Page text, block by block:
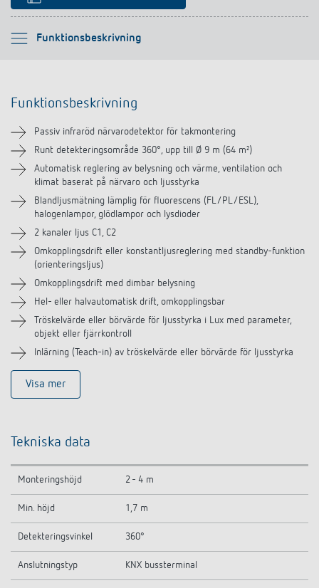
Funktionsbeskrivning
Vänligen välj
Nedladdningar
Tillbehör
Liknande produkter
Funktionsbeskrivning
Passiv infraröd närvarodetektor för takmontering
Runt detekteringsområde 360°, upp till Ø 9 m (64 m²)
Automatisk reglering av belysning och värme, ventilation och
klimat baserat på närvaro och ljusstyrka
Blandljusmätning lämplig för fluorescens (FL/PL/ESL),
halogenlampor, glödlampor och lysdioder
2 kanaler ljus C1, C2
Omkopplingsdrift eller konstantljusreglering med standby-funktion
(orienteringsljus)
Omkopplingsdrift med dimbar belysning
Hel- eller halvautomatisk drift, omkopplingsbar
Tröskelvärde eller börvärde för ljusstyrka i Lux med parameter,
objekt eller fjärrkontroll
Inlärning (Teach-in) av tröskelvärde eller börvärde för ljusstyrka
Visa mer
Tekniska data
Monteringshöjd 2 - 4 m
Min. höjd 1,7 m
Detekteringsvinkel 360°
Anslutningstyp KNX bussterminal